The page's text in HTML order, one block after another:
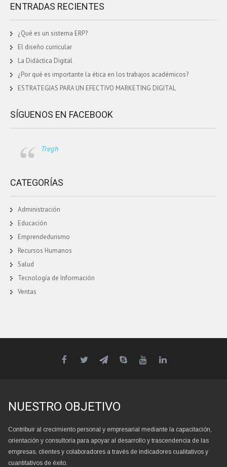
ENTRADAS RECIENTES
¿Qué es un sistema ERP?
El diseño curricular
La Didáctica Digital
¿Por qué es importante la ética en los trabajos académicos?
ESTRATEGIAS PARA UN EFECTIVO MARKETING DIGITAL
SÍGUENOS EN FACEBOOK
Tregh
CATEGORÍAS
Administración
Educación
Emprendedurismo
Recursos Humanos
Salud
Tecnología de Información
Ventas
NUESTRO OBJETIVO
Contribuir al crecimiento personal y empresarial mediante la capacitación,
orientación y consultoría para apoyar al desarrollo y trascendencia de las
empresas, clientes y colaboradores a través de indicadores cualitativos y
cuantitativos de éxito.